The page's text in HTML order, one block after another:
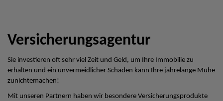
Versicherungsagentur
Sie investieren oft sehr viel Zeit und Geld, um Ihre Immobilie zu
erhalten und ein unvermeidlicher Schaden kann Ihre jahrelange Mühe
zunichtemachen!
Mit unseren Partnern haben wir besondere Versicherungsprodukte